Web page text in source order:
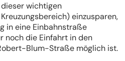
wichtigen
einzusparen,
in eine Einbahnstraße
noch die Einfahrt in den
Blum-Straße möglich ist.